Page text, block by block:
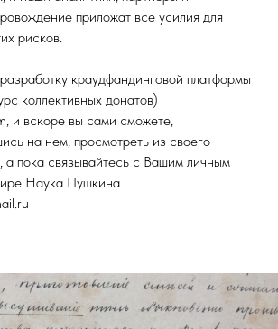
приложат все усилия для
рисков.
краудфандинговой платформы
коллективных донатов)
и вскоре вы сами сможете,
на нем, просмотреть из своего
а пока связывайтесь с Вашим личным
Наука Пушкина